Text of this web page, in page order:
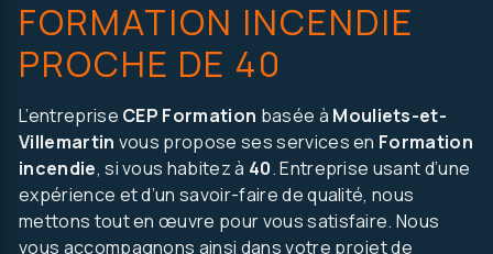
FORMATION INCENDIE
PROCHE DE 40
L’entreprise CEP Formation basée à Mouliets-et-
Villemartin vous propose ses services en Formation
incendie, si vous habitez à 40. Entreprise usant d’une
expérience et d’un savoir-faire de qualité, nous
mettons tout en œuvre pour vous satisfaire. Nous
vous accompagnons ainsi dans votre projet de